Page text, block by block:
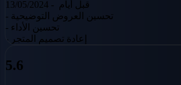
13/05/2024 - قبل أيام
- تحسين العروض التوضيحية
- تحسين الأداء
- إعادة تصميم المتجر
5.6